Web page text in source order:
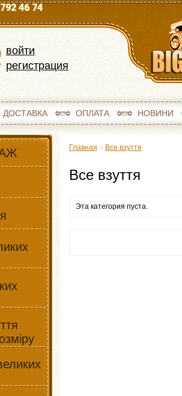
46 74
войти
регистрация
ДОСТАВКА ОПЛАТА НОВИНИ
Главная » Все взуття
Все взуття
Эта категория пуста.